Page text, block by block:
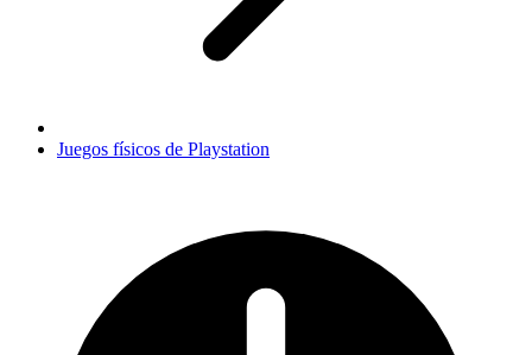
Juegos físicos de Playstation